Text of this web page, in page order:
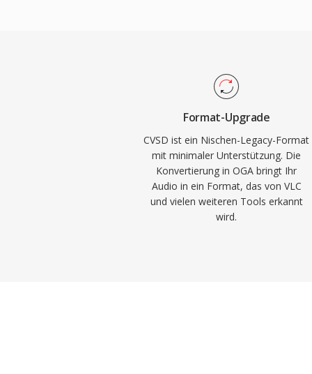
und lizenzgebührenfrei sind, vermeidet
Komplexitäten proprietärer Formate.
Vorbis-Kommentar-Metadaten für
Firefox, Chromium-basierten Browsern,
Linux-Desktopumgebungen
praktische Wahl für Web-Audioverteilung
Format-Upgrade
CVSD ist ein Nischen-Legacy-Format
mit minimaler Unterstützung. Die
Konvertierung in OGA bringt Ihr
Audio in ein Format, das von VLC
und vielen weiteren Tools erkannt
wird.